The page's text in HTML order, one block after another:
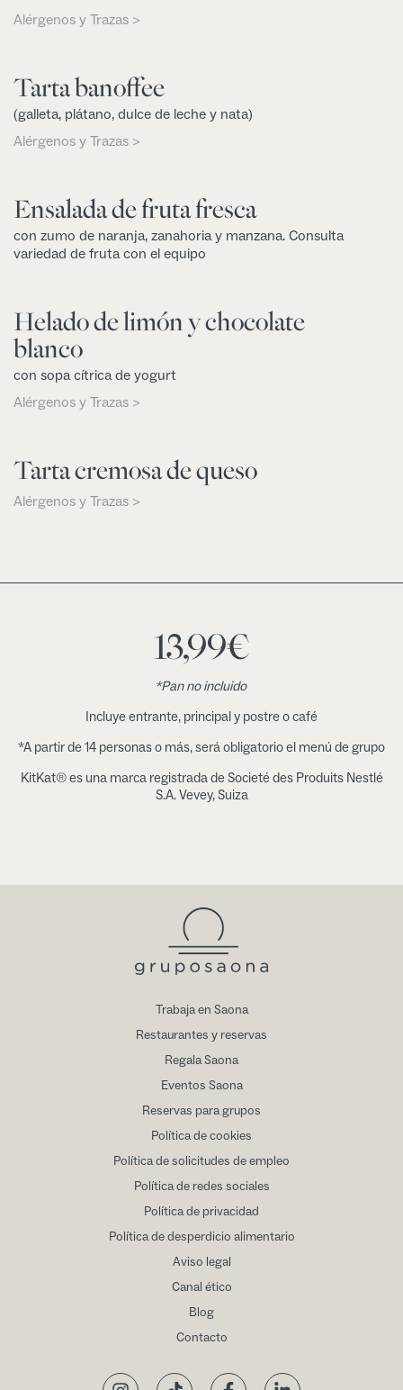
Alérgenos y Trazas >
Tarta banoffee
(galleta, plátano, dulce de leche y nata)
Alérgenos y Trazas >
Ensalada de fruta fresca
con zumo de naranja, zanahoria y manzana. Consulta
variedad de fruta con el equipo
Helado de limón y chocolate
blanco
con sopa cítrica de yogurt
Alérgenos y Trazas >
Tarta cremosa de queso
Alérgenos y Trazas >
13,99€
*Pan no incluido
Incluye entrante, principal y postre o café
*A partir de 14 personas o más, será obligatorio el menú de grupo
KitKat® es una marca registrada de Societé des Produits Nestlé
S.A. Vevey, Suiza
Trabaja en Saona
Restaurantes y reservas
Regala Saona
Eventos Saona
Reservas para grupos
Política de cookies
Política de solicitudes de empleo
Política de redes sociales
Política de privacidad
Política de desperdicio alimentario
Aviso legal
Canal ético
Blog
Contacto